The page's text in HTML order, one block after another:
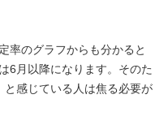
率のグラフからも分かると
6月以降になります。そのた
感じている人は焦る必要が